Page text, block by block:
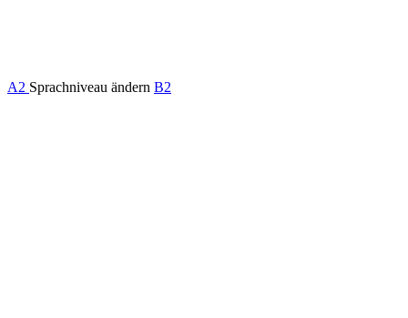
A2 Sprachniveau ändern B2